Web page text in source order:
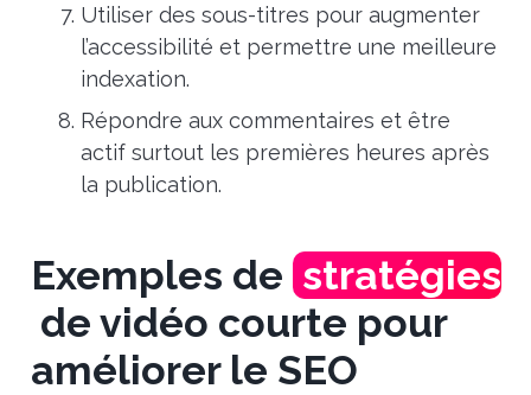
Utiliser des sous-titres pour augmenter
l’accessibilité et permettre une meilleure
indexation.
Répondre aux commentaires et être
actif surtout les premières heures après
la publication.
Exemples de stratégies
de vidéo courte pour
améliorer le SEO